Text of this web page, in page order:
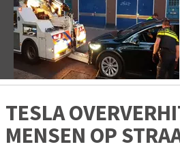
Vorige
TESLA
MENSEN OP